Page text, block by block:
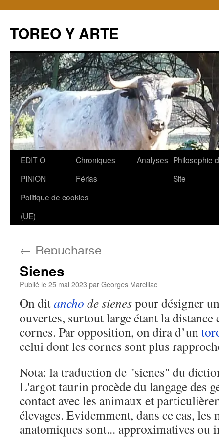
TOREO Y ARTE
Aller
contenu
EDIT O
PINION
Chroniques
Férias
Analyses Philosophie
Site
Politique de cookies
(UE)
← Repucharse
Sienes
Publié le25 mai 2023 parGeorges Marcillac
On ditancho de sienespour désigner
ouvertes, surtout large étant la distance
cornes. Par opposition, on dira d’un
celui dont les cornes sont plus
Nota: la traduction de "sienes" du
L'argot taurin procède du langage des
contact avec les animaux et
élevages. Evidemment, dans ce cas,
anatomiques sont... approximatives ou